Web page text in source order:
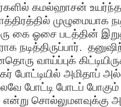
கமல்ஹாசன்
முழுமையாக
கை ஓசை படத்தின்
நடித்திருப்பார்.
வாய்ப்புக்
போட்டியில் அமிதாப்
போட்டி போடப் போகும்
சொல்லுமளவுக்கு